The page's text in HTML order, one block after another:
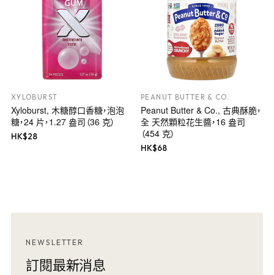
XYLOBURST
Xyloburst, 木糖醇口香糖，泡泡
糖，24 片，1.27 盎司（36 克）
HK$28
PEANUT BUTTER & CO.
Peanut Butter & Co., 古典酥脆，
全 天然顆粒花生醬，16 盎司
（454 克）
HK$68
NEWSLETTER
訂閱最新消息